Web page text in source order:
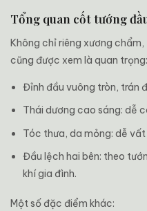
Tổng quan cốt tướng
Không chỉ riêng xương
cũng được xem là quan trọng:
Đỉnh đầu vuông tròn, trán
Thái dương cao sáng: dễ
Tóc thưa, da mỏng: dễ
Đầu lệch hai bên: theo
khí gia đình.
Một số đặc điểm khác: